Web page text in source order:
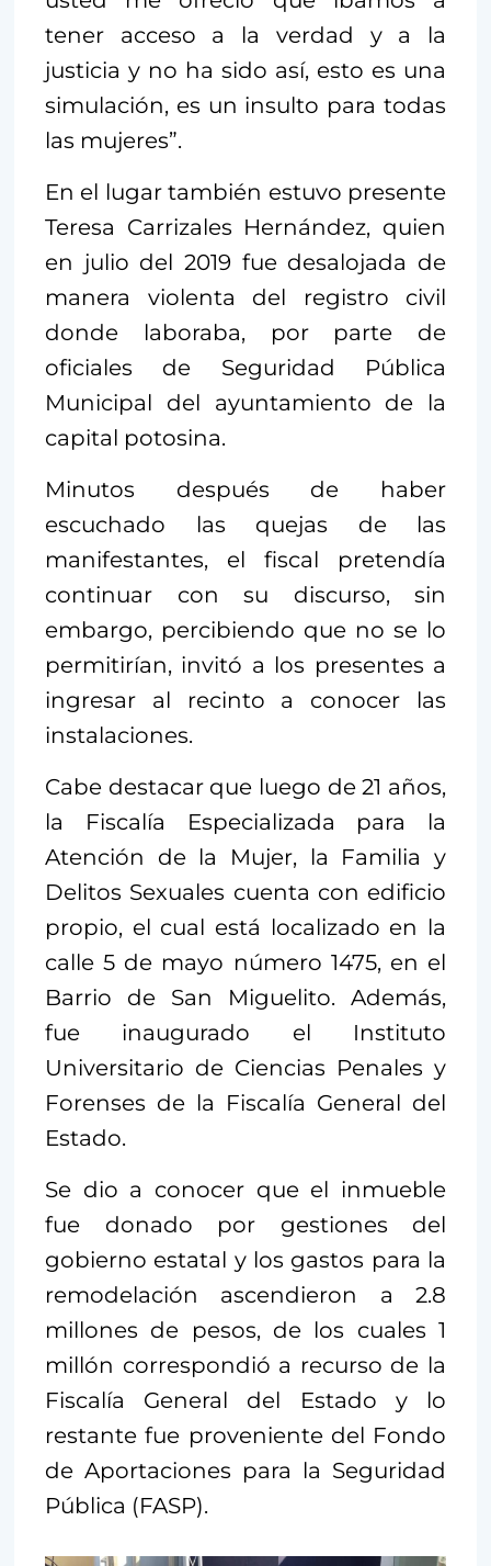
tener acceso a la verdad y a la
justicia y no ha sido así, esto es una
simulación, es un insulto para todas
las mujeres”.
En el lugar también estuvo presente
Teresa Carrizales Hernández, quien
en julio del 2019 fue desalojada de
manera violenta del registro civil
donde laboraba, por parte de
oficiales de Seguridad Pública
Municipal del ayuntamiento de la
capital potosina.
Minutos después de haber
escuchado las quejas de las
manifestantes, el fiscal pretendía
continuar con su discurso, sin
embargo, percibiendo que no se lo
permitirían, invitó a los presentes a
ingresar al recinto a conocer las
instalaciones.
Cabe destacar que luego de 21 años,
la Fiscalía Especializada para la
Atención de la Mujer, la Familia y
Delitos Sexuales cuenta con edificio
propio, el cual está localizado en la
calle 5 de mayo número 1475, en el
Barrio de San Miguelito. Además,
fue inaugurado el Instituto
Universitario de Ciencias Penales y
Forenses de la Fiscalía General del
Estado.
Se dio a conocer que el inmueble
fue donado por gestiones del
gobierno estatal y los gastos para la
remodelación ascendieron a 2.8
millones de pesos, de los cuales 1
millón correspondió a recurso de la
Fiscalía General del Estado y lo
restante fue proveniente del Fondo
de Aportaciones para la Seguridad
Pública (FASP).